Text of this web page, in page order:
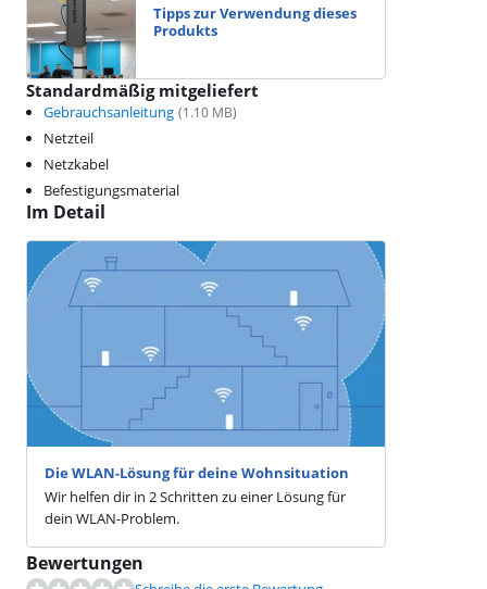
Tipps zur Verwendung dieses
Produkts
Standardmäßig mitgeliefert
Gebrauchsanleitung (1.10 MB)
Netzteil
Netzkabel
Befestigungsmaterial
Im Detail
Die WLAN-Lösung für deine Wohnsituation
Wir helfen dir in 2 Schritten zu einer Lösung für
dein WLAN-Problem.
Bewertungen